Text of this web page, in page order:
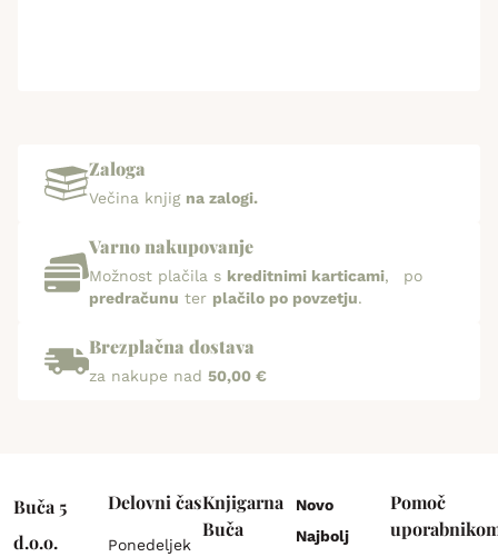
Zaloga
Večina knjig na zalogi.
Varno nakupovanje
Možnost plačila s kreditnimi karticami, po
predračunu ter plačilo po povzetju.
Brezplačna dostava
za nakupe nad 50,00 €
Buča 5
d.o.o.
Delovni čas
Ponedeljek
Knjigarna
Buča
Novo
Najbolj
Pomoč